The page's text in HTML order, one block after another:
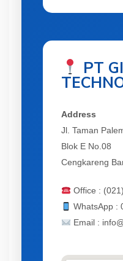
PT
Address
Jl. Taman
Blok E No.08
Cengkareng
Office :
WhatsApp :
Email :